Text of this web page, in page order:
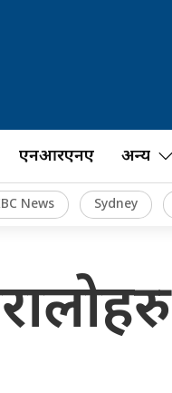
एनआरएनए अन्य
News Sydney